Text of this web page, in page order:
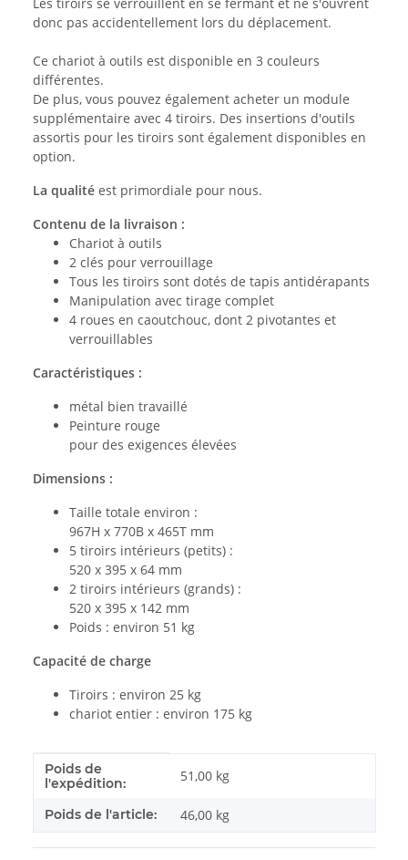
donc pas accidentellement lors du déplacement.
Ce chariot à outils est disponible en 3 couleurs
différentes.
De plus, vous pouvez également acheter un module
supplémentaire avec 4 tiroirs. Des insertions d'outils
assortis pour les tiroirs sont également disponibles en
option.
La qualité est primordiale pour nous.
Contenu de la livraison :
Chariot à outils
2 clés pour verrouillage
Tous les tiroirs sont dotés de tapis antidérapants
Manipulation avec tirage complet
4 roues en caoutchouc, dont 2 pivotantes et
verrouillables
Caractéristiques :
métal bien travaillé
Peinture rouge
pour des exigences élevées
Dimensions :
Taille totale environ :
967H x 770B x 465T mm
5 tiroirs intérieurs (petits) :
520 x 395 x 64 mm
2 tiroirs intérieurs (grands) :
520 x 395 x 142 mm
Poids : environ 51 kg
Capacité de charge
Tiroirs : environ 25 kg
chariot entier : environ 175 kg
#productDetails.itemInformation#
#productDetails.itemValue#
Poids de
l'expédition:
51,00 kg
Poids de l'article: 46,00 kg